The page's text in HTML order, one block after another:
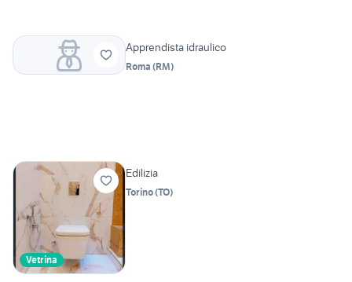
Apprendista idraulico
Roma (RM)
Vetrina
Edilizia
Torino(TO)